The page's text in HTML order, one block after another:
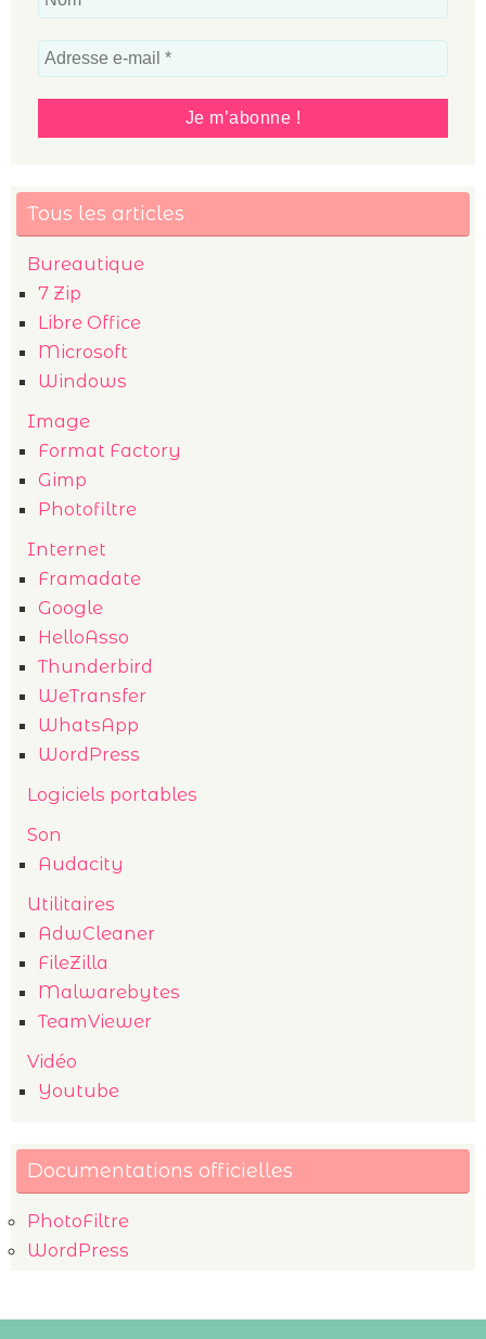
Tous les articles
Bureautique
7 Zip
Libre Office
Microsoft
Windows
Image
Format Factory
Gimp
Photofiltre
Internet
Framadate
Google
HelloAsso
Thunderbird
WeTransfer
WhatsApp
WordPress
Logiciels portables
Son
Audacity
Utilitaires
AdwCleaner
FileZilla
Malwarebytes
TeamViewer
Vidéo
Youtube
Documentations officielles
PhotoFiltre
WordPress